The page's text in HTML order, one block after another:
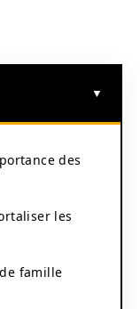
des
les
famille